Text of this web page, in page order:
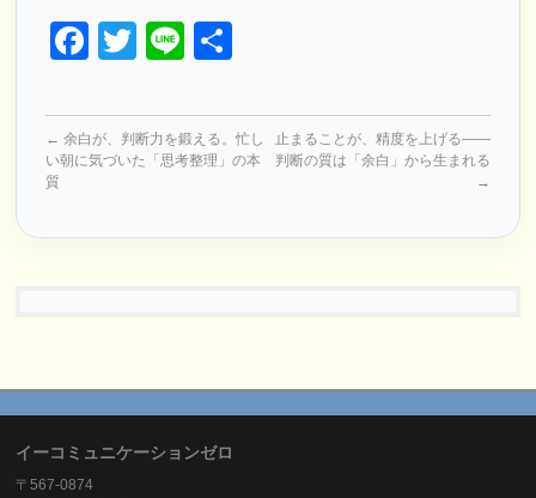
Facebook
Twitter
Line
← 余白が、判断力を鍛える。忙し
い朝に気づいた「思考整理」の本
質
止まることが、精度を上げる——
判断の質は「余白」から生まれる
→
イーコミュニケーションゼロ
〒567-0874